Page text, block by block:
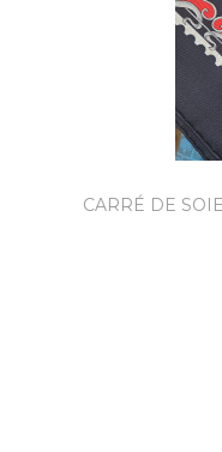
CARRÉ DE